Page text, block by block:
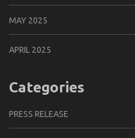
MAY 2025
APRIL 2025
Categories
PRESS RELEASE